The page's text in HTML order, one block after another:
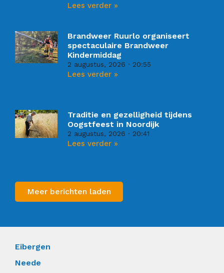
Lees verder »
Brandweer Ruurlo organiseert
spectaculaire Brandweer
Kindermiddag
2 augustus, 2026 20:55
Lees verder »
Traditie en gezelligheid tijdens
Oogstfeest in Noordijk
2 augustus, 2026 20:41
Lees verder »
Meer berichten laden
Eibergen
Neede